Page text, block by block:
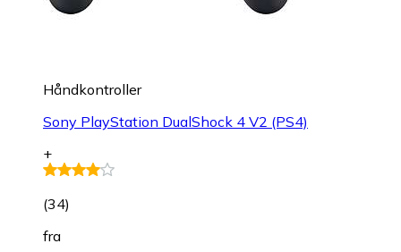
Håndkontroller
Sony PlayStation DualShock 4 V2 (PS4)
+
(34)
fra